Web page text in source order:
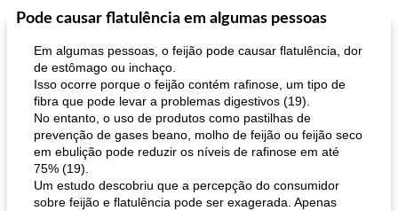
Pode causar flatulência em algumas pessoas
Em algumas pessoas, o feijão pode causar flatulência, dor
de estômago ou inchaço.
Isso ocorre porque o feijão contém rafinose, um tipo de
fibra que pode levar a problemas digestivos (19).
No entanto, o uso de produtos como pastilhas de
prevenção de gases beano, molho de feijão ou feijão seco
em ebulição pode reduzir os níveis de rafinose em até
75% (19).
Um estudo descobriu que a percepção do consumidor
sobre feijão e flatulência pode ser exagerada. Apenas